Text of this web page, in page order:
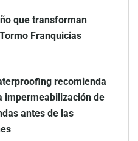
que transforman
Franquicias
recomienda
impermeabilización de
antes de las